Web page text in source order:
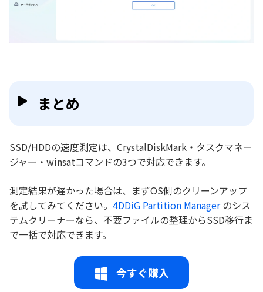
まとめ
SSD/HDDの速度測定は、CrystalDiskMark・タスクマネー
ジャー・winsatコマンドの3つで対応できます。
測定結果が遅かった場合は、まずOS側のクリーンアップ
を試してみてください。 4DDiG Partition Managerのシス
テムクリーナーなら、不要ファイルの整理からSSD移行ま
で一括で対応できます。
今すぐ購入